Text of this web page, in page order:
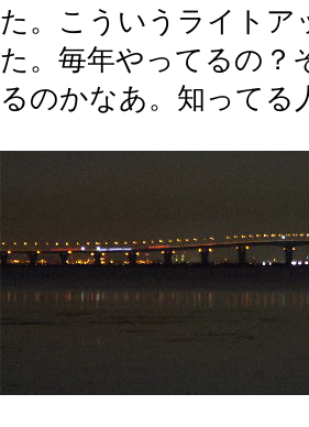
た。こういうライト
た。毎年やってるの？
るのかなあ。知ってる